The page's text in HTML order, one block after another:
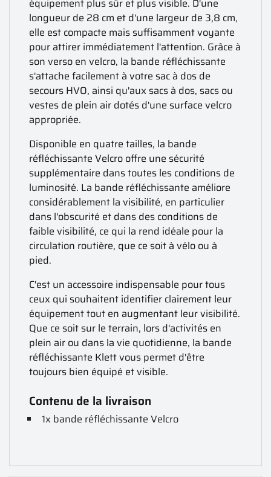
équipement plus sûr et plus visible. D'une
longueur de 28 cm et d'une largeur de 3,8 cm,
elle est compacte mais suffisamment voyante
pour attirer immédiatement l'attention. Grâce à
son verso en velcro, la bande réfléchissante
s'attache facilement à votre sac à dos de
secours HVO, ainsi qu'aux sacs à dos, sacs ou
vestes de plein air dotés d'une surface velcro
appropriée.
Disponible en quatre tailles, la bande
réfléchissante Velcro offre une sécurité
supplémentaire dans toutes les conditions de
luminosité. La bande réfléchissante améliore
considérablement la visibilité, en particulier
dans l'obscurité et dans des conditions de
faible visibilité, ce qui la rend idéale pour la
circulation routière, que ce soit à vélo ou à
pied.
C'est un accessoire indispensable pour tous
ceux qui souhaitent identifier clairement leur
équipement tout en augmentant leur visibilité.
Que ce soit sur le terrain, lors d'activités en
plein air ou dans la vie quotidienne, la bande
réfléchissante Klett vous permet d'être
toujours bien équipé et visible.
Contenu de la livraison
1x bande réfléchissante Velcro